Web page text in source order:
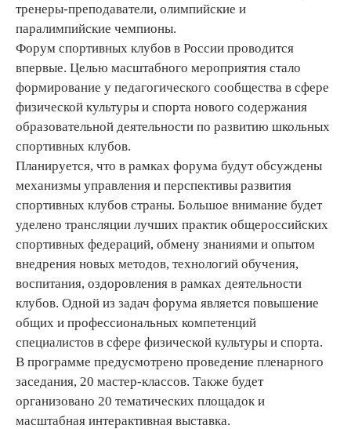
тренеры-преподаватели, олимпийские и
паралимпийские чемпионы.
Форум спортивных клубов в России проводится
впервые. Целью масштабного мероприятия стало
формирование у педагогического сообщества в сфере
физической культуры и спорта нового содержания
образовательной деятельности по развитию школьных
спортивных клубов.
Планируется, что в рамках форума будут обсуждены
механизмы управления и перспективы развития
спортивных клубов страны. Большое внимание будет
уделено трансляции лучших практик общероссийских
спортивных федераций, обмену знаниями и опытом
внедрения новых методов, технологий обучения,
воспитания, оздоровления в рамках деятельности
клубов. Одной из задач форума является повышение
общих и профессиональных компетенций
специалистов в сфере физической культуры и спорта.
В программе предусмотрено проведение пленарного
заседания, 20 мастер-классов. Также будет
организовано 20 тематических площадок и
масштабная интерактивная выставка.